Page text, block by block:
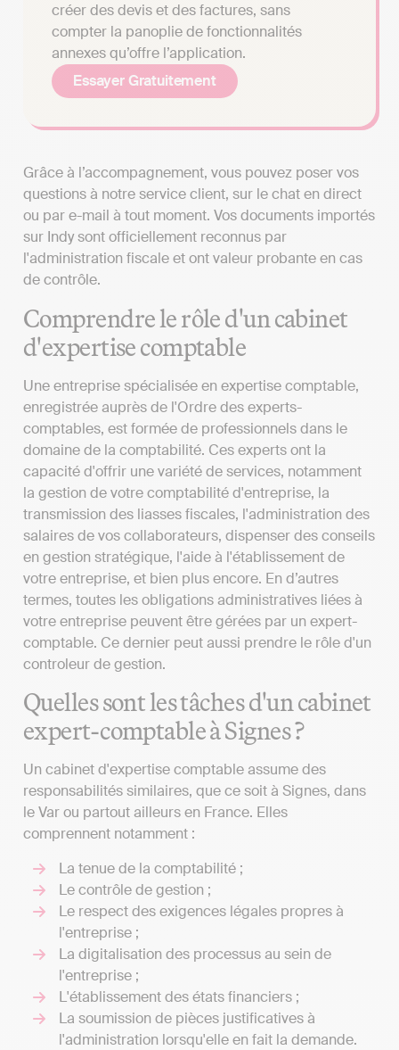
créer des devis et des factures, sans
compter la panoplie de fonctionnalités
annexes qu’offre l’application.
Essayer Gratuitement
Grâce à l’accompagnement, vous pouvez poser vos
questions à notre service client, sur le chat en direct
ou par e-mail à tout moment. Vos documents importés
sur Indy sont officiellement reconnus par
l'administration fiscale et ont valeur probante en cas
de contrôle.
Comprendre le rôle d'un cabinet
d'expertise comptable
Une entreprise spécialisée en expertise comptable,
enregistrée auprès de l'Ordre des experts-
comptables, est formée de professionnels dans le
domaine de la comptabilité. Ces experts ont la
capacité d'offrir une variété de services, notamment
la gestion de votre comptabilité d'entreprise, la
transmission des liasses fiscales, l'administration des
salaires de vos collaborateurs, dispenser des conseils
en gestion stratégique, l'aide à l'établissement de
votre entreprise, et bien plus encore. En d’autres
termes, toutes les obligations administratives liées à
votre entreprise peuvent être gérées par un expert-
comptable. Ce dernier peut aussi prendre le rôle d'un
controleur de gestion.
Quelles sont les tâches d'un cabinet
expert-comptable à Signes ?
Un cabinet d'expertise comptable assume des
responsabilités similaires, que ce soit à Signes, dans
le Var ou partout ailleurs en France. Elles
comprennent notamment :
La tenue de la comptabilité ;
Le contrôle de gestion ;
Le respect des exigences légales propres à
l'entreprise ;
La digitalisation des processus au sein de
l'entreprise ;
L'établissement des états financiers ;
La soumission de pièces justificatives à
l'administration lorsqu'elle en fait la demande.